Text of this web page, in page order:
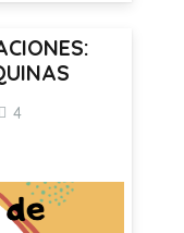
4Comentarios